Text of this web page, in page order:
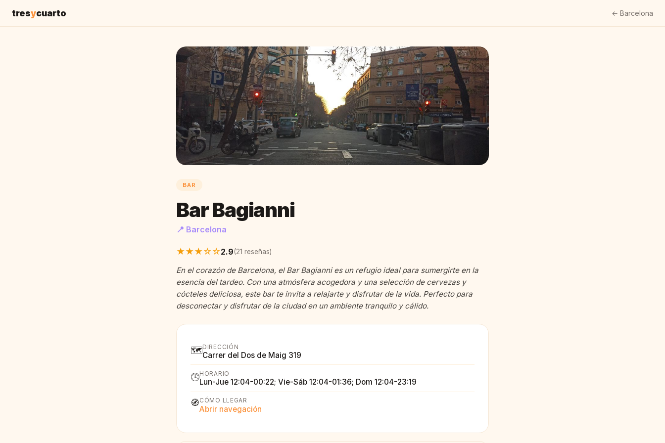
tresycuarto ← Barcelona
BAR
Bar Bagianni
📍 Barcelona
★★★☆☆2.9(21 reseñas)
En el corazón de Barcelona, el Bar Bagianni es un refugio ideal para sumergirte en la
esencia del tardeo. Con una atmósfera acogedora y una selección de cervezas y
cócteles deliciosa, este bar te invita a relajarte y disfrutar de la vida. Perfecto para
desconectar y disfrutar de la ciudad en un ambiente tranquilo y cálido.
🗺️DIRECCIÓN
Carrer del Dos de Maig 319
🕒HORARIO
Lun-Jue 12:04-00:22; Vie-Sáb 12:04-01:36; Dom 12:04-23:19
🧭CÓMO LLEGAR
Abrir navegación